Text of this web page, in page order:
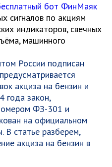
бот ФинМаяк
сигналов по акциям
индикаторов, свечных
машинного
России подписан
акциза на бензин и
года закон,
ФЗ-301 и
на официальном
В статье разберем,
акциза на бензин в